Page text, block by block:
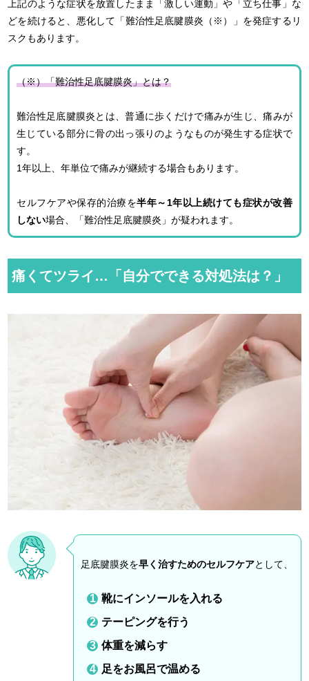
上記のような症状を放置したまま「激しい運動」や「立ち仕事」な
どを続けると、悪化して「難治性足底腱膜炎（※）」を発症するリ
スクもあります。
（※）「難治性足底腱膜炎」とは？
難治性足底腱膜炎とは、普通に歩くだけで痛みが生じ、痛みが
生じている部分に骨の出っ張りのようなものが発生する症状で
す。
1年以上、年単位で痛みが継続する場合もあります。
セルフケアや保存的治療を半年～1年以上続けても症状が改善
しない場合、「難治性足底腱膜炎」が疑われます。
痛くてツライ…「自分でできる対処法は？」
足底腱膜炎を早く治すためのセルフケアとして、
靴にインソールを入れる
テーピングを行う
体重を減らす
足をお風呂で温める